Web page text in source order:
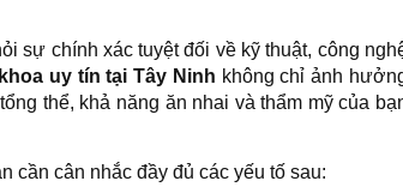
sự chính xác tuyệt đối về kỹ thuật, công
uy tín tại Tây Ninh không chỉ ảnh
thể, khả năng ăn nhai và thẩm mỹ của
cần cân nhắc đầy đủ các yếu tố sau: